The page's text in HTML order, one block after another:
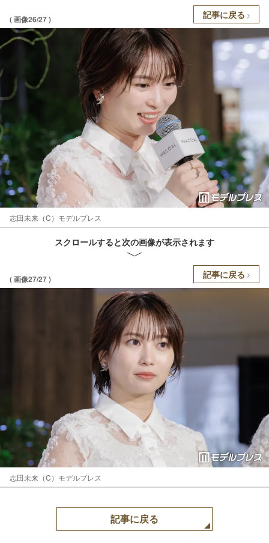
( 画像26/27 ) 記事に戻る
志田未来（C）モデルプレス
スクロールすると次の画像が表示されます
( 画像27/27 ) 記事に戻る
志田未来（C）モデルプレス
記事に戻る